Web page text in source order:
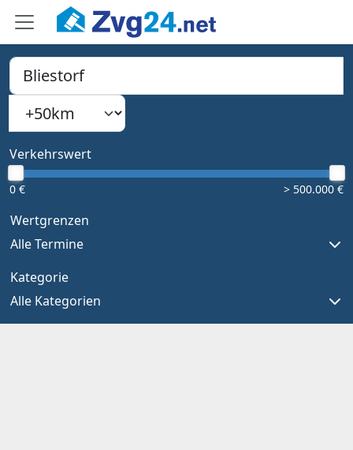
PLZ, Ort oder Bundesland
Type 1 or more characters for results.
Suchradius
Verkehrswert
0 € > 500.000 €
Wertgrenzen
Alle Termine
Kategorie
Alle Kategorien